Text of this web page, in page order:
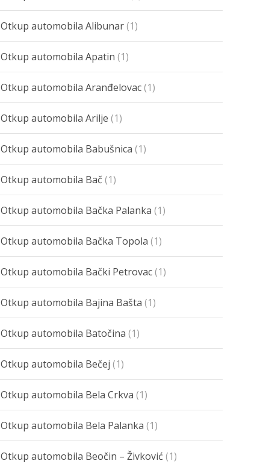
Otkup automobila Alibunar(1)
Otkup automobila Apatin (1)
Otkup automobila Aranđelovac(1)
Otkup automobila Arilje (1)
Otkup automobila Babušnica (1)
Otkup automobila Bač (1)
Otkup automobila Bačka Palanka (1)
Otkup automobila Bačka Topola (1)
Otkup automobila Bački Petrovac(1)
Otkup automobila Bajina Bašta (1)
Otkup automobila Batočina (1)
Otkup automobila Bečej (1)
Otkup automobila Bela Crkva (1)
Otkup automobila Bela Palanka (1)
Otkup automobila Beočin – Živković (1)